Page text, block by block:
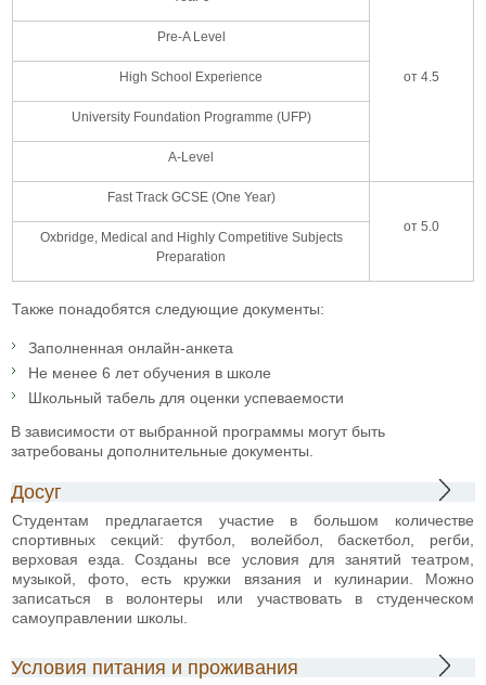
от 4.5
Pre-A Level
High School Experience
University Foundation Programme (UFP)
A-Level
Fast Track GCSE (One Year)
от 5.0
Oxbridge, Medical and Highly Competitive Subjects
Preparation
Также понадобятся следующие документы:
Заполненная онлайн-анкета
Не менее 6 лет обучения в школе
Школьный табель для оценки успеваемости
В зависимости от выбранной программы могут быть
затребованы дополнительные документы.
Досуг
Студентам предлагается участие в большом количестве
спортивных секций: футбол, волейбол, баскетбол, регби,
верховая езда. Созданы все условия для занятий театром,
музыкой, фото, есть кружки вязания и кулинарии. Можно
записаться в волонтеры или участвовать в студенческом
самоуправлении школы.
Условия питания и проживания